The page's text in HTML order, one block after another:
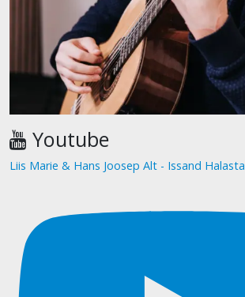
Youtube
Liis Marie & Hans Joosep Alt - Issand Halasta